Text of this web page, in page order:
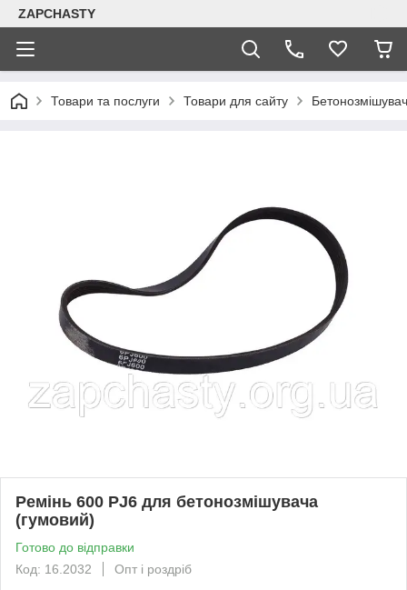
ZAPCHASTY
Товари та послуги Товари для сайту Бетонозмішувач
Ремінь 600 PJ6 для бетонозмішувача
(гумовий)
Готово до відправки
Код: 16.2032
Опт і роздріб